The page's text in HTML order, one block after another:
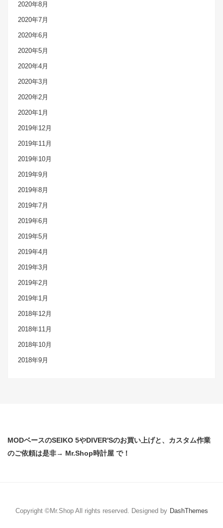
2020年8月
2020年7月
2020年6月
2020年5月
2020年4月
2020年3月
2020年2月
2020年1月
2019年12月
2019年11月
2019年10月
2019年9月
2019年8月
2019年7月
2019年6月
2019年5月
2019年4月
2019年3月
2019年2月
2019年1月
2018年12月
2018年11月
2018年10月
2018年9月
MODベースのSEIKO 5やDIVER'Sのお買い上げと、カスタム作業
のご依頼は是非→ Mr.Shop時計屋 で！
Copyright ©Mr.Shop All rights reserved. Designed by DashThemes